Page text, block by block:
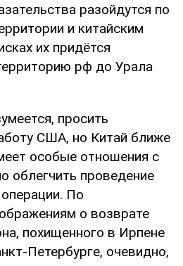
разойдутся по
и китайским
их придётся
рф до Урала
просить
США, но Китай ближе
особые отношения с
облегчить проведение
По
о возврате
похищенного в Ирпене
Петербурге, очевидно,